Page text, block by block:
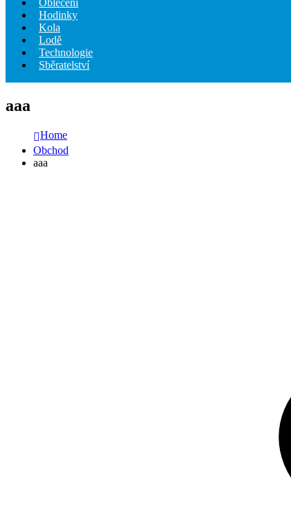
Oblečení
Hodinky
Kola
Lodě
Technologie
Sběratelství
aaa
Home
Obchod
aaa